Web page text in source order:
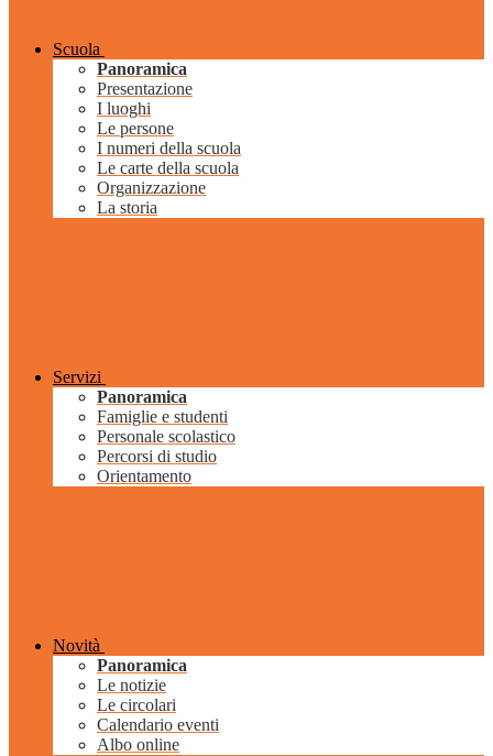
Scuola
Panoramica
Presentazione
I luoghi
Le persone
I numeri della scuola
Le carte della scuola
Organizzazione
La storia
Servizi
Panoramica
Famiglie e studenti
Personale scolastico
Percorsi di studio
Orientamento
Novità
Panoramica
Le notizie
Le circolari
Calendario eventi
Albo online